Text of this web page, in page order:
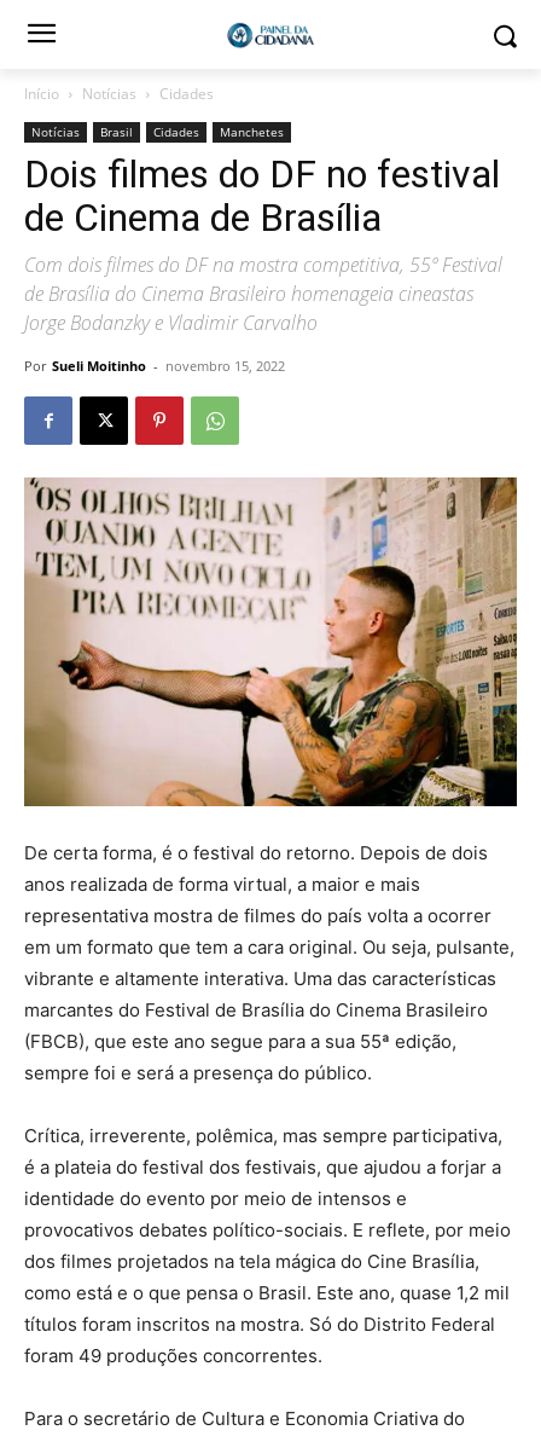
Início Notícias Cidades
Notícias Brasil Cidades Manchetes
Dois filmes do DF no festival
de Cinema de Brasília
Com dois filmes do DF na mostra competitiva, 55º Festival
de Brasília do Cinema Brasileiro homenageia cineastas
Jorge Bodanzky e Vladimir Carvalho
Por Sueli Moitinho - novembro 15, 2022
De certa forma, é o festival do retorno. Depois de dois
anos realizada de forma virtual, a maior e mais
representativa mostra de filmes do país volta a ocorrer
em um formato que tem a cara original. Ou seja, pulsante,
vibrante e altamente interativa. Uma das características
marcantes do Festival de Brasília do Cinema Brasileiro
(FBCB), que este ano segue para a sua 55ª edição,
sempre foi e será a presença do público.
Crítica, irreverente, polêmica, mas sempre participativa,
é a plateia do festival dos festivais, que ajudou a forjar a
identidade do evento por meio de intensos e
provocativos debates político-sociais. E reflete, por meio
dos filmes projetados na tela mágica do Cine Brasília,
como está e o que pensa o Brasil. Este ano, quase 1,2 mil
títulos foram inscritos na mostra. Só do Distrito Federal
foram 49 produções concorrentes.
Para o secretário de Cultura e Economia Criativa do